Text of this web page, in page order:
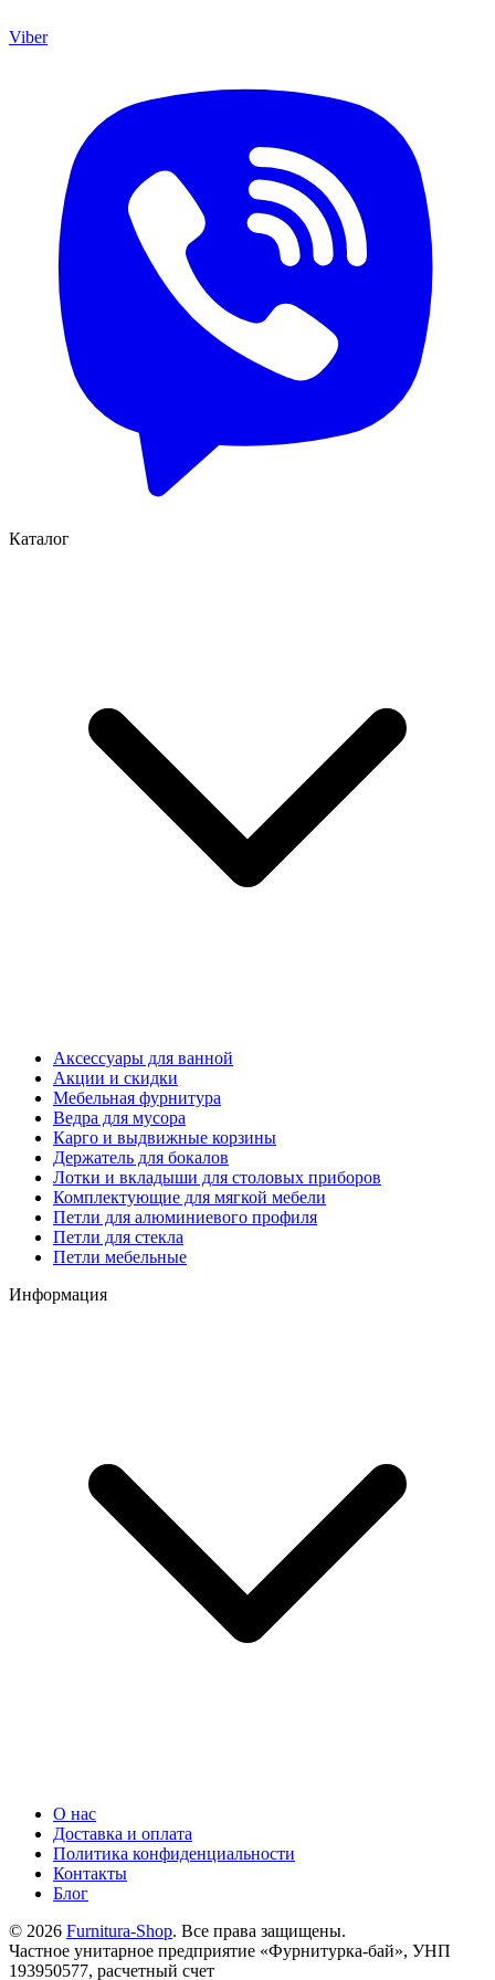
Viber
Каталог
Аксессуары для ванной
Акции и скидки
Мебельная фурнитура
Ведра для мусора
Карго и выдвижные корзины
Держатель для бокалов
Лотки и вкладыши для столовых приборов
Комплектующие для мягкой мебели
Петли для алюминиевого профиля
Петли для стекла
Петли мебельные
Информация
О нас
Доставка и оплата
Политика конфиденциальности
Контакты
Блог
© 2026 Furnitura-Shop. Все права защищены.
Частное унитарное предприятие «Фурнитурка-бай», УНП
193950577, расчетный счет